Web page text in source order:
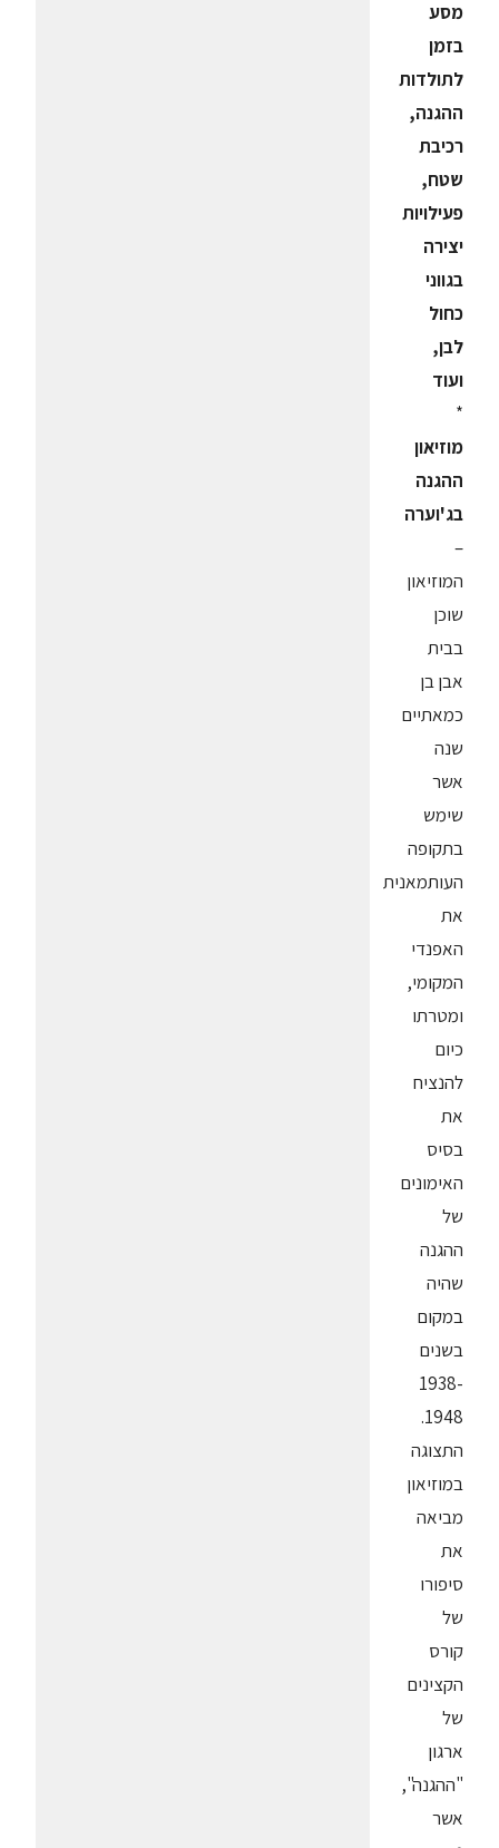
מסע
בזמן
לתולדות
ההגנה,
רכיבת
שטח,
פעילויות
יצירה
בגווני
כחול
לבן,
ועוד
*
מוזיאון
ההגנה
בג'וערה
–
המוזיאון
שוכן
בבית
אבן בן
כמאתיים
שנה
אשר
שימש
בתקופה
העותמאנית
את
האפנדי
המקומי,
ומטרתו
כיום
להנציח
את
בסיס
האימונים
של
ההגנה
שהיה
במקום
בשנים
1938-
1948.
התצוגה
במוזיאון
מביאה
את
סיפורו
של
קורס
הקצינים
של
ארגון
"ההגנה",
אשר